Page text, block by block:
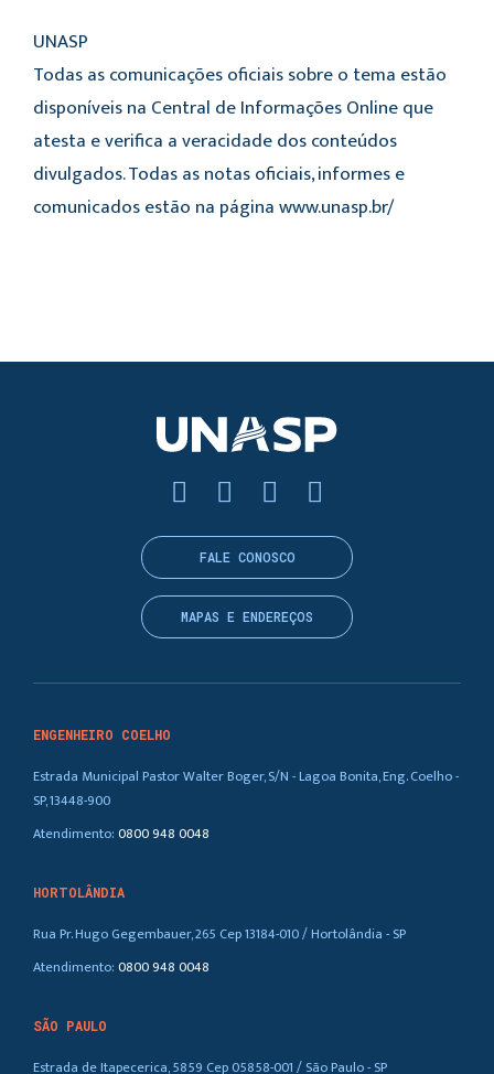
UNASP
Todas as comunicações oficiais sobre o tema estão
disponíveis na Central de Informações Online que
atesta e verifica a veracidade dos conteúdos
divulgados. Todas as notas oficiais, informes e
comunicados estão na página www.unasp.br/
ENGENHEIRO COELHO
Estrada Municipal Pastor Walter Boger, S/N - Lagoa Bonita, Eng. Coelho -
SP, 13448-900
Atendimento:0800 948 0048
HORTOLÂNDIA
Rua Pr. Hugo Gegembauer, 265 Cep 13184-010 / Hortolândia - SP
Atendimento:0800 948 0048
SÃO PAULO
Estrada de Itapecerica, 5859 Cep 05858-001 / São Paulo - SP
FALE CONOSCO
MAPAS E ENDEREÇOS